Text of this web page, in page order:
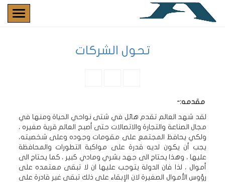
تحول الشركات
مقدمه:-
لقد شهد العالم تقدم هائل في شتى نواحي الحياة ومنها في
مجال الصناعة والتجارة والاتصالات حتى أصبح العالم قرية صغيره ،
ولكي يحافظ المجتمع على مقومات وجوده وعلى شخصيته،
يجب أن يكون لديه قدرة على مواكبة التطورات والمحافظة
عليها ، وهذا يحتاج الى جهد بشري ومادي كبير ، كما يحتاج الى
أموال ، لذا فان الدولة يتوجب عليها ان لا تبقى معتمده على
رؤوس الأموال الصغيرة لان الإبقاء على ذلك تبقى غير قادرة على